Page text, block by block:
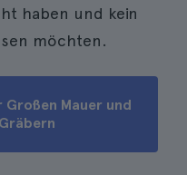
haben und kein
möchten.
Großen Mauer und